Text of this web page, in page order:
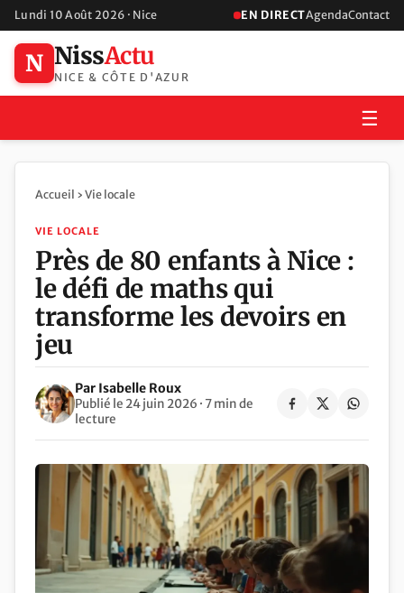
Lundi 10 Août 2026 · Nice EN DIRECTAgendaContact
N NissActu
NICE & CÔTE D'AZUR
☰
Accueil › Vie locale
VIE LOCALE
Près de 80 enfants à Nice :
le défi de maths qui
transforme les devoirs en
jeu
Par Isabelle Roux
Publié le 24 juin 2026 · 7 min de
lecture